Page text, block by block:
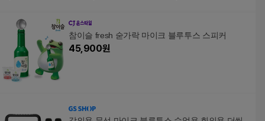
참이슬 fresh 숟가락 마이크 블루투스 스피커
45,900원